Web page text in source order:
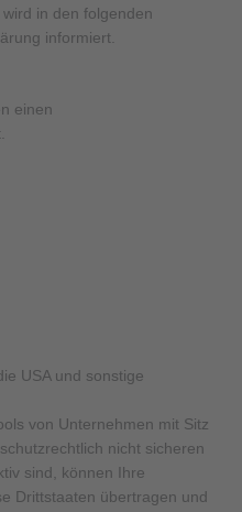
in den folgenden
informiert.
einen
USA und sonstige
von Unternehmen mit Sitz
nicht sicheren
sind, können Ihre
Drittstaaten übertragen und